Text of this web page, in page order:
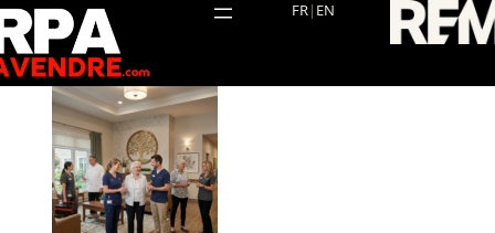
Aller
au
contenu
FR| EN